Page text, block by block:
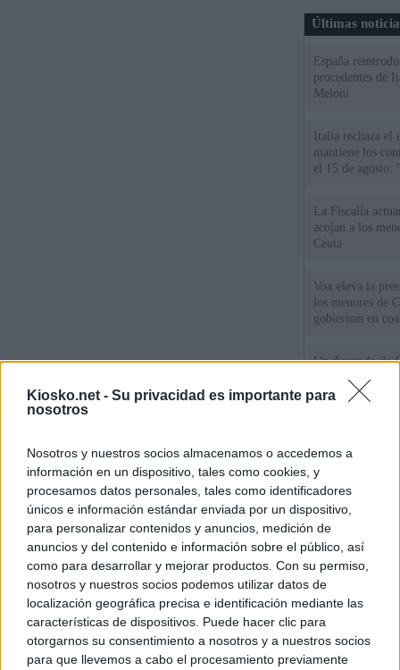
Kiosko.net - Su privacidad es importante para
nosotros
Nosotros y nuestros socios almacenamos o accedemos a
información en un dispositivo, tales como cookies, y
procesamos datos personales, tales como identificadores
únicos e información estándar enviada por un dispositivo,
para personalizar contenidos y anuncios, medición de
anuncios y del contenido e información sobre el público, así
como para desarrollar y mejorar productos. Con su permiso,
nosotros y nuestros socios podemos utilizar datos de
localización geográfica precisa e identificación mediante las
características de dispositivos. Puede hacer clic para
otorgarnos su consentimiento a nosotros y a nuestros socios
para que llevemos a cabo el procesamiento previamente
Últimas
España
procedentes de
Meloni
Italia rechaza
mantiene los
el 15 de agosto:
La Fiscalía
acojan a los
Ceuta
Vox eleva la
los menores de
gobiernan en
Un diputado de
ante la Fiscalía
los inmigrantes”
ministros
de Ceuta
© Kiosko.net Aviso Legal Privacidad y Cookies